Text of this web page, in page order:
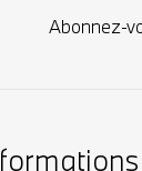
Abonnez-